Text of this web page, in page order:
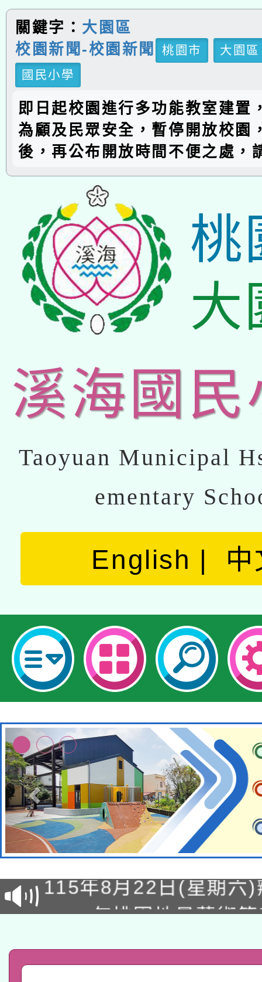
關鍵字： 大園區
校園新聞-校園新聞
桃園市
大園區
國民小學
即日起校園進行多功能教室建置
為顧及民眾安全，暫停開放校園
後，再公布開放時間不便之處，
桃
大
溪海國民
Taoyuan Municipal
ementary
English 中
轉知經濟部水利署委託
業技術研究院辦理「
用水績優單位及節水達
動」
115年8月22日(星期六
桃園市孔廟祈福系列
開 智慧啟航」
2026年桃園地景藝術
關事宜
轉知教育部國民及學前